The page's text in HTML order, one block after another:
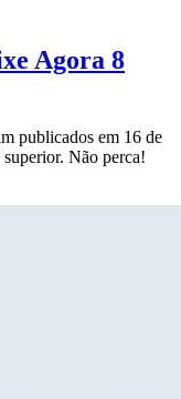
Agora 8
publicados em 16 de
Não perca!